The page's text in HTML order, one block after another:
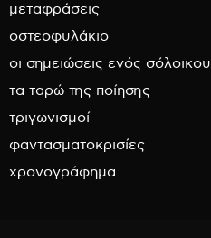
μεταφράσεις
οστεοφυλάκιο
οι σημειώσεις ενός σόλοικου
τα ταρώ της ποίησης
τριγωνισμοί
φαντασματοκρισίες
χρονογράφημα